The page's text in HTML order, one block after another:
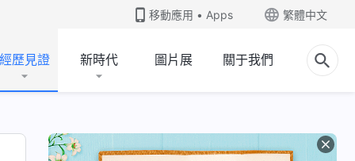
移動應用 • Apps 繁體中文
經歷見證 新時代 圖片展 關于我們